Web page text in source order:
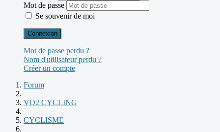
Mot de passe
Se souvenir de moi
Connexion
Mot de passe perdu ?
Nom d'utilisateur perdu ?
Créer un compte
Forum
VO2 CYCLING
CYCLISME